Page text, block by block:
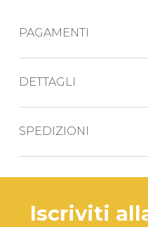
PAGAMENTI
DETTAGLI
piatto piano
cucchiaio bebè
SPEDIZIONI
espresso BRT.
iscriviti